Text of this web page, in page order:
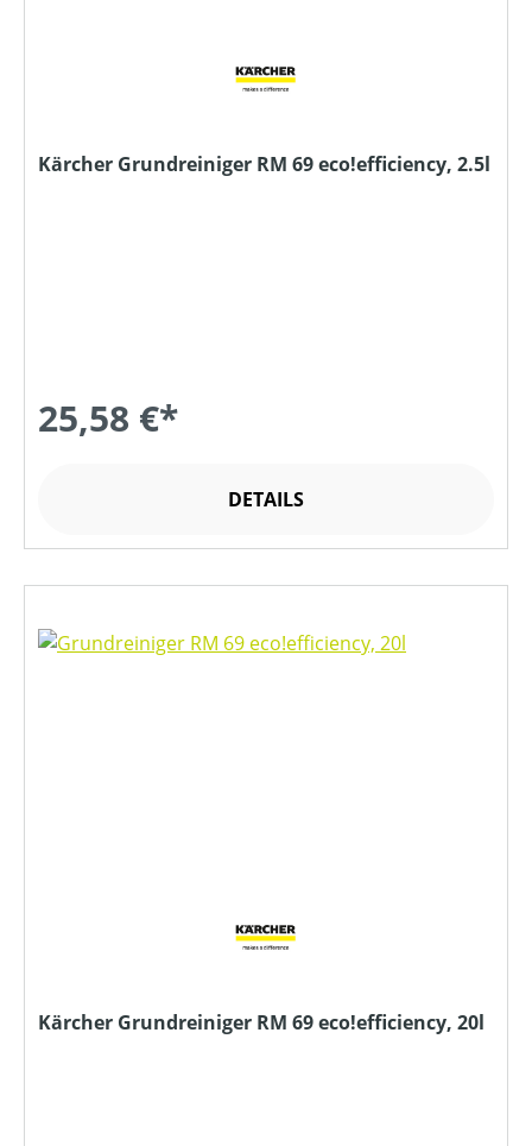
Kärcher Grundreiniger RM 69 eco!efficiency, 2.5l
25,58 €*
DETAILS
Kärcher Grundreiniger RM 69 eco!efficiency, 20l